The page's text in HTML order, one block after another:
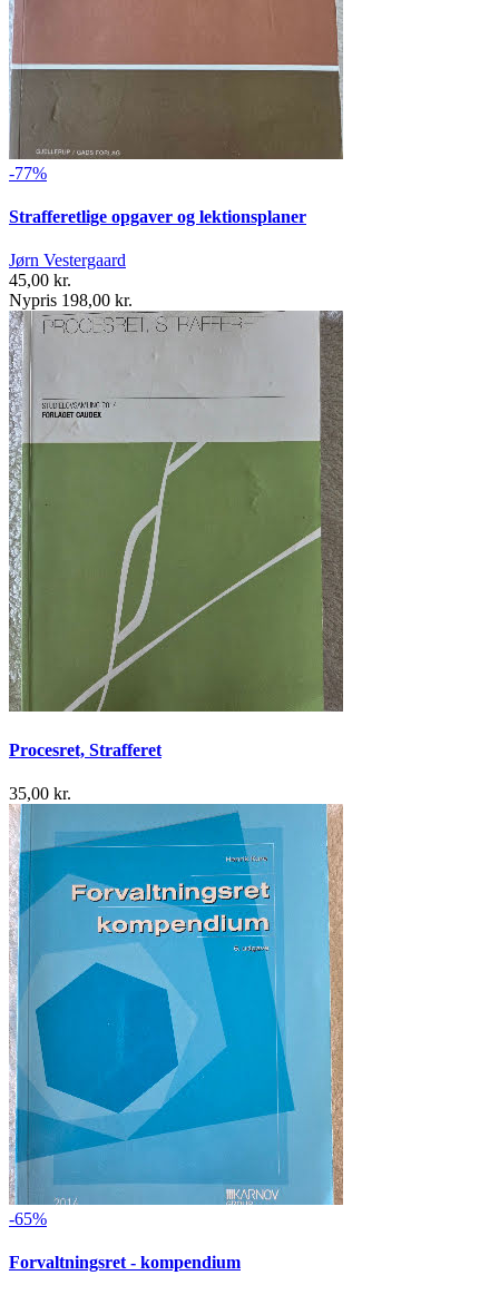
-77%
Strafferetlige opgaver og lektionsplaner
Jørn Vestergaard
45,00 kr.
Nypris 198,00 kr.
Procesret, Strafferet
35,00 kr.
-65%
Forvaltningsret - kompendium